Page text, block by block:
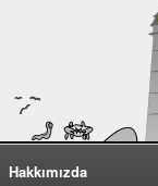
Hakkımızda